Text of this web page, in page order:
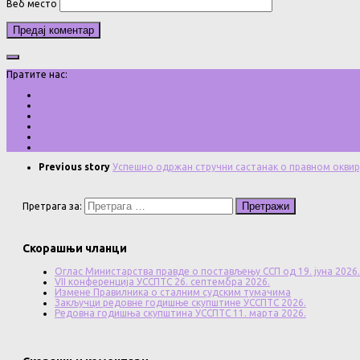
Веб место
Пратите нас:
Previous story Успешно одржан стручни састанак о правном
Претрага за:
Скорашњи чланци
Оглас Министарства правде о постављењу ССП од 19. јуна 2026.
VII конференција УССПТС 26. септембра 2026.
Измене Правилника о сталним судским тумачима
Закључци редовне годишње скупштине УССПТС 2026.
Редовна годишња скупштина УССПТС 11. марта 2026.